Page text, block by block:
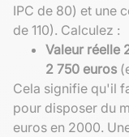
IPC de 80) et une
de 110). Calculez :
Valeur réelle
2 750 euros
Cela signifie qu'il
pour disposer du
euros en 2000.